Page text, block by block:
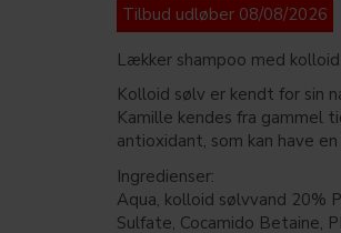
Tilbud udløber 08/08/2026
Lækker shampoo med
Kolloid sølv er kendt for sin
Kamille kendes fra gammel
antioxidant, som kan have
Ingredienser:
Aqua, kolloid sølvvand 20%
Sulfate, Cocamido Betaine,